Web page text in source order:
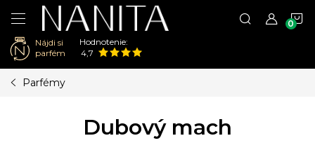
Nájdi si
parfém
Hodnotenie:
4,7
Parfémy
Dubový mach